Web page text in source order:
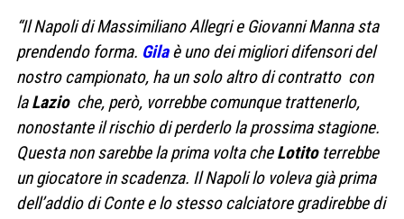
“Il Napoli di Massimiliano Allegri e Giovanni Manna sta
prendendo forma. Gila è uno dei migliori difensori del
nostro campionato, ha un solo altro di contratto con
laLazio che, però, vorrebbe comunque trattenerlo,
nonostante il rischio di perderlo la prossima stagione.
Questa non sarebbe la prima volta cheLotitoterrebbe
un giocatore in scadenza. Il Napoli lo voleva già prima
dell’addio di Conte e lo stesso calciatore gradirebbe di